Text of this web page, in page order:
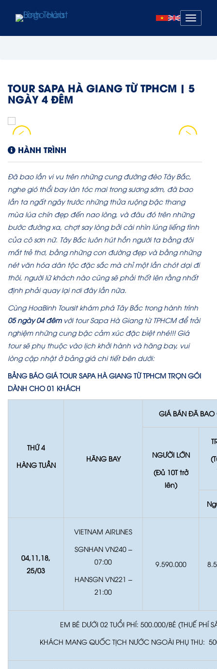
Mở
menu
TOUR SAPA HÀ GIANG TỪ TPHCM | 5
NGÀY 4 ĐÊM
HÀNH TRÌNH
Đã bao lần vi vu trên những cung đường đèo Tây Bắc,
nghe gió thổi bay làn tóc mai trong sương sớm, đã bao
lần ta ngất ngây trước những thửa ruộng bậc thang
mùa lúa chín đẹp đến nao lòng, và đâu đó trên những
bước đường xa, chợt say lòng bởi cái nhìn lúng liếng tình
của cô sơn nữ. Tây Bắc luôn hút hồn người ta bằng đôi
mắt trẻ thơ, bằng những con đường đẹp và bằng những
nét văn hóa dân tộc đặc sắc mà chỉ một lần chót dại đi
thôi, người lữ khách nào cũng sẽ phải thốt lên rằng nhất
định phải quay lại nơi đây lần nữa.
Cùng HoaBinh Toursit khám phá Tây Bắc trong hành trình
05 ngày 04 đêmvới tour Sapa Hà Giang từ TPHCM để trải
nghiệm những cung bậc cảm xúc đặc biệt nhé!!! Giá
tour sẽ phụ thuộc vào lịch khởi hành và hãng bay, vui
lòng cập nhật ở bảng giá chi tiết bên dưới:
BẢNG BÁO GIÁ TOUR SAPA HÀ GIANG TỪ TPHCM TRỌN GÓI
DÀNH CHO 01 KHÁCH
THỨ 4
HÀNG TUẦN
HÃNG BAY
GIÁ BÁN ĐÃ BAO
NGƯỜI LỚN
(Đủ 10T trở
lên)
04,11,18,
25/03
VIETNAM AIRLINES
SGNHAN VN240 –
07:00
HANSGN VN221 –
21:00
9.590.000
EM BÉ DƯỚI 02 TUỔI PHÍ: 500.000/BÉ (THUẾ PHÍ
KHÁCH MANG QUỐC TỊCH NƯỚC NGOÀI PHỤ THU: